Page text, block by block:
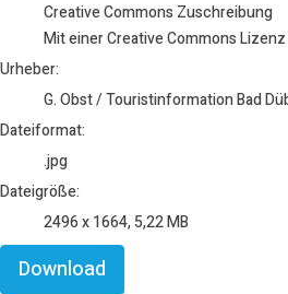
Creative Commons Zuschreibung
Mit einer Creative Commons
Urheber:
G. Obst / Touristinformation Bad
Dateiformat:
.jpg
Dateigröße:
2496 x 1664, 5,22 MB
Download